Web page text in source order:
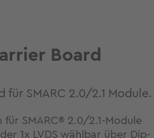
Board
für SMARC 2.0/2.1 Module.
SMARC® 2.0/2.1-Module
1x LVDS wählbar über Dip-